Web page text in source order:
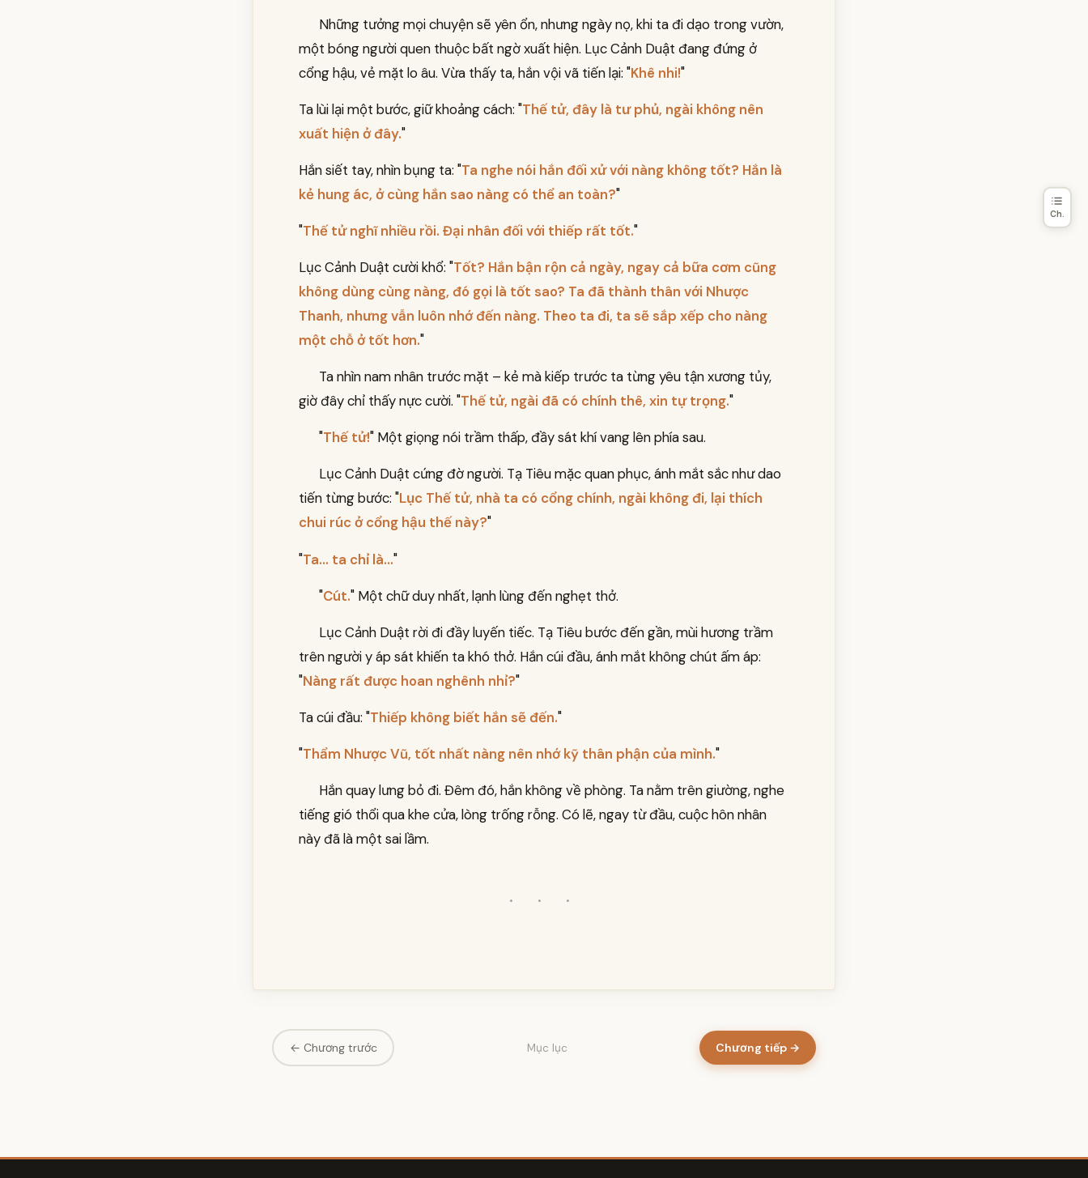
Ch.
Những tưởng mọi chuyện sẽ yên ổn, nhưng ngày nọ, khi ta đi dạo trong vườn,
một bóng người quen thuộc bất ngờ xuất hiện. Lục Cảnh Duật đang đứng ở
cổng hậu, vẻ mặt lo âu. Vừa thấy ta, hắn vội vã tiến lại: "Khê nhi!"
Ta lùi lại một bước, giữ khoảng cách: "Thế tử, đây là tư phủ, ngài không nên
xuất hiện ở đây."
Hắn siết tay, nhìn bụng ta: "Ta nghe nói hắn đối xử với nàng không tốt? Hắn là
kẻ hung ác, ở cùng hắn sao nàng có thể an toàn?"
"Thế tử nghĩ nhiều rồi. Đại nhân đối với thiếp rất tốt."
Lục Cảnh Duật cười khổ: "Tốt? Hắn bận rộn cả ngày, ngay cả bữa cơm cũng
không dùng cùng nàng, đó gọi là tốt sao? Ta đã thành thân với Nhược
Thanh, nhưng vẫn luôn nhớ đến nàng. Theo ta đi, ta sẽ sắp xếp cho nàng
một chỗ ở tốt hơn."
Ta nhìn nam nhân trước mặt – kẻ mà kiếp trước ta từng yêu tận xương tủy,
giờ đây chỉ thấy nực cười. "Thế tử, ngài đã có chính thê, xin tự trọng."
"Thế tử!" Một giọng nói trầm thấp, đầy sát khí vang lên phía sau.
Lục Cảnh Duật cứng đờ người. Tạ Tiêu mặc quan phục, ánh mắt sắc như dao
tiến từng bước: "Lục Thế tử, nhà ta có cổng chính, ngài không đi, lại thích
chui rúc ở cổng hậu thế này?"
"Ta... ta chỉ là..."
"Cút." Một chữ duy nhất, lạnh lùng đến nghẹt thở.
Lục Cảnh Duật rời đi đầy luyến tiếc. Tạ Tiêu bước đến gần, mùi hương trầm
trên người y áp sát khiến ta khó thở. Hắn cúi đầu, ánh mắt không chút ấm áp:
"Nàng rất được hoan nghênh nhỉ?"
Ta cúi đầu: "Thiếp không biết hắn sẽ đến."
"Thẩm Nhược Vũ, tốt nhất nàng nên nhớ kỹ thân phận của mình."
Hắn quay lưng bỏ đi. Đêm đó, hắn không về phòng. Ta nằm trên giường, nghe
tiếng gió thổi qua khe cửa, lòng trống rỗng. Có lẽ, ngay từ đầu, cuộc hôn nhân
này đã là một sai lầm.
· · ·
← Chương trước Mục lục Chương tiếp →